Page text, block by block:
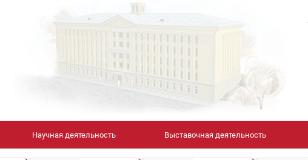
Научная деятельность Выставочная деятельность